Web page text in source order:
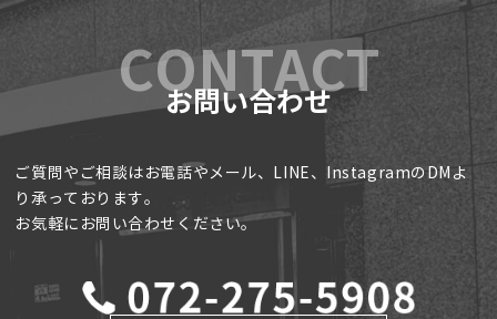
お問い合わせ
ご質問やご相談はお電話やメール、LINE、InstagramのDMよ
り承っております。
お気軽にお問い合わせください。